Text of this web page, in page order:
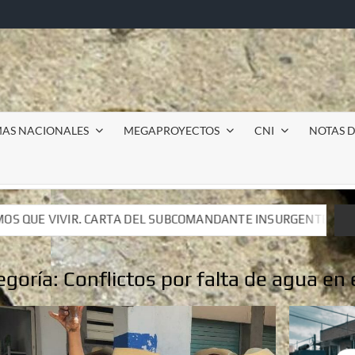
NACIONALES MEGAPROYECTOS CNI NOTAS
INSURGENTE MOISÉS A LUIS DE TAVIRA
INSURGENTE MOISÉS A LUIS DE TAVIRA
Conflictos por falta de agua en